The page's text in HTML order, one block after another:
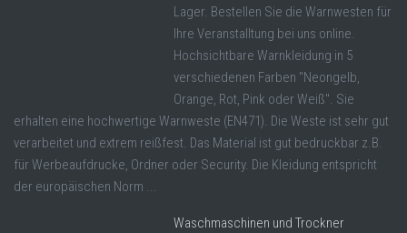
Lager. Bestellen Sie die Warnwesten für
Ihre Veranstalltung bei uns online.
Hochsichtbare Warnkleidung in 5
verschiedenen Farben "Neongelb,
Orange, Rot, Pink oder Weiß". Sie
erhalten eine hochwertige Warnweste (EN471). Die Weste ist sehr gut
verarbeitet und extrem reißfest. Das Material ist gut bedruckbar z.B.
für Werbeaufdrucke, Ordner oder Security. Die Kleidung entspricht
der europäischen Norm ...
Waschmaschinen und Trockner